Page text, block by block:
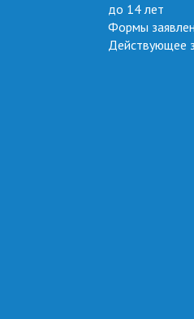
до 14 лет
Формы
Действующее